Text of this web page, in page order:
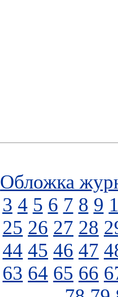
Обложка
3 4 5 6 7 8 9
25 26 27 28
44 45 46 47
63 64 65 66